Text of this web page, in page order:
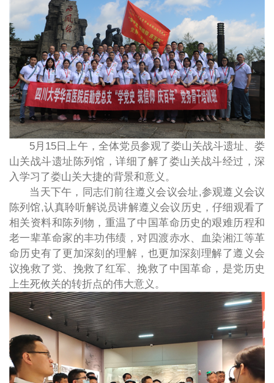
5月15日上午，全体党员参观了娄山关战斗遗址、娄
山关战斗遗址陈列馆，详细了解了娄山关战斗经过，深
入学习了娄山关大捷的背景和意义。
当天下午，同志们前往遵义会议会址,参观遵义会议
陈列馆,认真聆听解说员讲解遵义会议历史，仔细观看了
相关资料和陈列物，重温了中国革命历史的艰难历程和
老一辈革命家的丰功伟绩，对四渡赤水、血染湘江等革
命历史有了更加深刻的理解，也更加深刻理解了遵义会
议挽救了党、挽救了红军、挽救了中国革命，是党历史
上生死攸关的转折点的伟大意义。